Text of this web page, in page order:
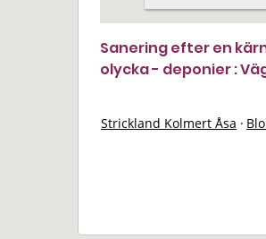
Sanering efter en
olycka - deponier :
Strickland Kolmert Åsa ·